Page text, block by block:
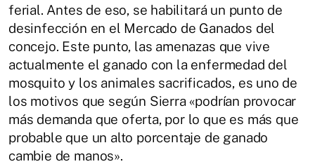
ferial. Antes de eso, se habilitará un punto de
desinfección en el Mercado de Ganados del
concejo. Este punto, las amenazas que vive
actualmente el ganado con la enfermedad del
mosquito y los animales sacrificados, es uno de
los motivos que según Sierra «podrían provocar
más demanda que oferta, por lo que es más que
probable que un alto porcentaje de ganado
cambie de manos».